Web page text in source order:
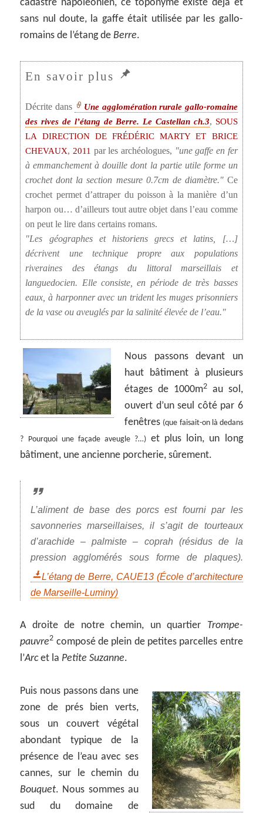
cadastre napoléonien, ce toponyme existe déjà et
sans nul doute, la gaffe était utilisée par les gallo-
romains de l’étang deBerre.
Décrite dans
Une agglomération rurale gallo-romaine
des rives de l’étang de Berre. Le Castellan ch.3, SOUS
LA DIRECTION DE FRÉDÉRIC MARTY ET
BRICE
CHEVAUX, 2011 par les archéologues,
une gaffe en fer
à emmanchement à douille dont la partie utile forme un
crochet dont la section mesure 0.7cm de diamètre. Ce
crochet permet d’attraper du poisson à la manière d’un
harpon ou… d’ailleurs tout autre objet dans l’eau comme
on peut le lire dans certains romans.
Les géographes et historiens grecs et latins, […]
décrivent une technique propre aux populations
riveraines des étangs du littoral marseillais et
languedocien. Elle consiste, en période de très basses
eaux, à harponner avec un trident les muges prisonniers
de la vase ou aveuglés par la salinité élevée de l’eau.
Nous passons devant un
haut bâtiment à plusieurs
étages de 1000m2
au sol,
ouvert d’un seul côté par 6
fenêtres (que faisait-on là dedans
? Pourquoi une façade aveugle ?…) et plus loin, un long
bâtiment, une ancienne porcherie, sûrement.
L’aliment de base des porcs est fourni par les
savonneries marseillaises, il s’agit de tourteaux
d’arachide – palmiste – coprah (résidus de la
pression agglomérés sous forme de plaques).
L’étang de Berre, CAUE13 (École d’architecture
de Marseille-Luminy)
A droite de notre chemin, un quartier Trompe-
pauvre2 composé de plein de petites parcelles entre
l’Arcet la Petite Suzanne.
Puis nous passons dans une
zone de prés bien verts,
sous un couvert végétal
abondant typique de la
présence de l’eau avec ses
cannes, sur le chemin du
Bouquet. Nous sommes au
sud du domaine de